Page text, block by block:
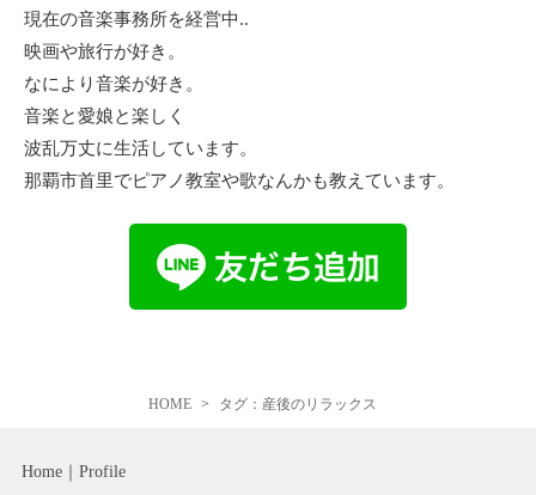
現在の音楽事務所を経営中..
映画や旅行が好き。
なにより音楽が好き。
音楽と愛娘と楽しく
波乱万丈に生活しています。
那覇市首里でピアノ教室や歌なんかも教えています。
HOME タグ：産後のリラックス
Home Profile